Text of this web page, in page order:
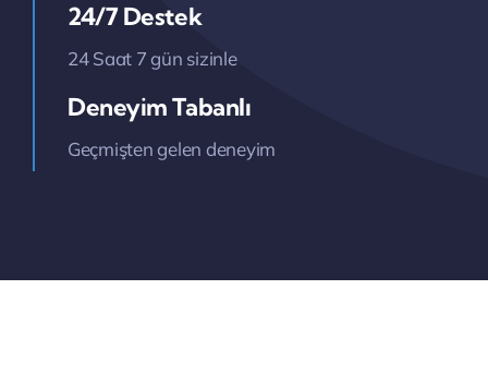
24/7 Destek
24 Saat 7 gün sizinle
Deneyim Tabanlı
Geçmişten gelen deneyim